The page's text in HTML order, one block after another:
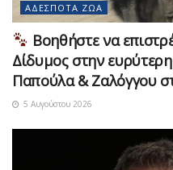
ΑΔΈΣΠΟΤΑ ΖΏΑ
Βοηθήστε να
Δίδυμος στην
Παπούλα & Ζαλόγγου
5 Αυγούστου 2026